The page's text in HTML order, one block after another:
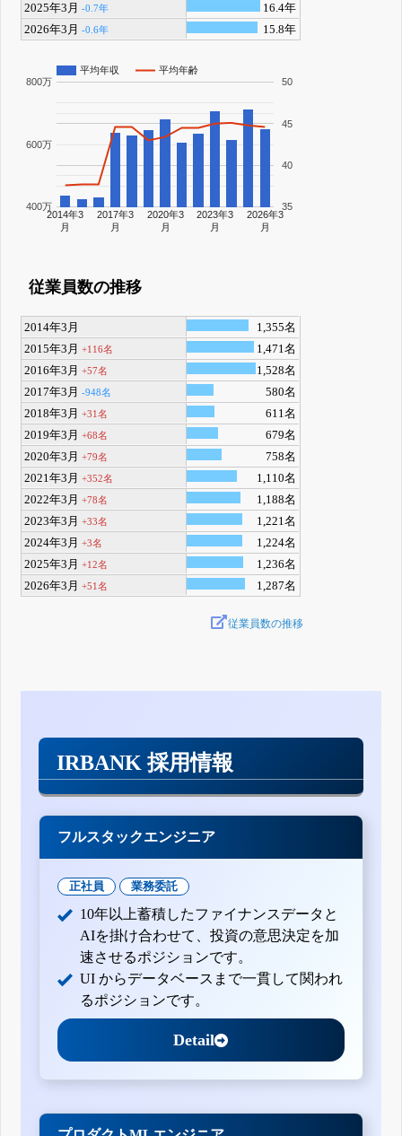
2025年3月-0.7年
16.4年
2026年3月-0.6年 15.8年
平均年収 平均年齢
2014年3
月
2017年3
月
2020年3
月
2023年3
月
2026年3
月
400万
600万
800万
35
40
45
50
従業員数の推移
2014年3月
1,355名
2015年3月+116名
1,471名
2016年3月+57名
1,528名
2017年3月-948名
580名
2018年3月+31名
611名
2019年3月+68名
679名
2020年3月+79名
758名
2021年3月+352名
1,110名
2022年3月+78名
1,188名
2023年3月+33名
1,221名
2024年3月+3名
1,224名
2025年3月+12名
1,236名
2026年3月+51名 1,287名
従業員数の推移
IRBANK 採用情報
フルスタックエンジニア
正社員 業務委託
10年以上蓄積したファイナンスデータと
AIを掛け合わせて、投資の意思決定を加
速させるポジションです。
UI からデータベースまで一貫して関われ
るポジションです。
Detail